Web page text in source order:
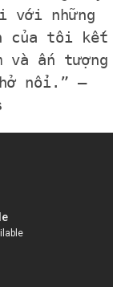
với những
của tôi kết
và ấn tượng
nổi.” –